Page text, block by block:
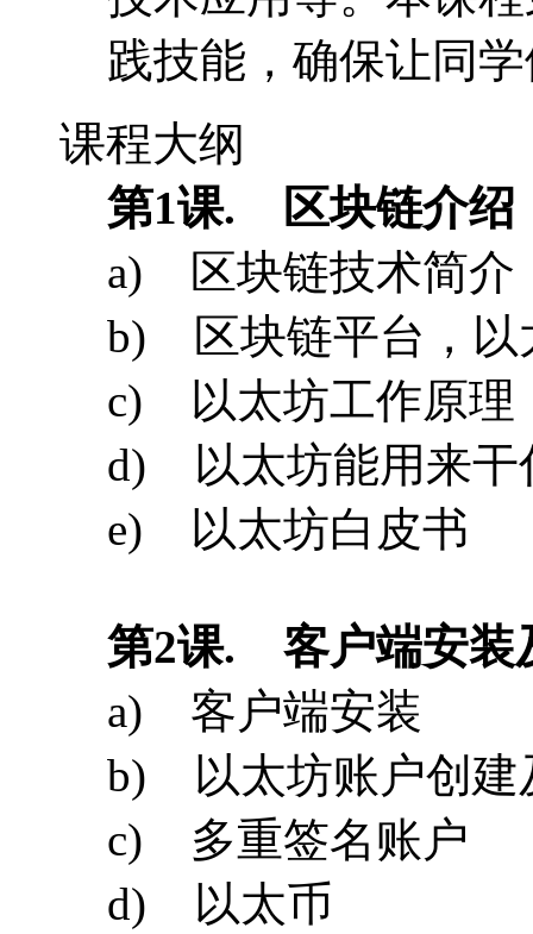
a) 区块链技术简介
b) 区块链平台，以
c) 以太坊工作原理
d) 以太坊能用来干
e) 以太坊白皮书
第 课. 客户端安装
a) 客户端安装
b) 以太坊账户创建
d) 以太币
第 课. 以太坊网络
a) 以太网网络类型
b) 构建本地私有网